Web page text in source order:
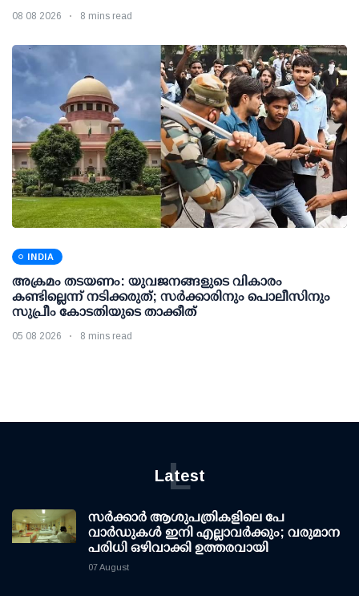
08 08 2026 8 mins read
INDIA
അക്രമം തടയണം: യുവജനങ്ങളുടെ വികാരം
കണ്ടില്ലെന്ന് നടിക്കരുത്; സര്‍ക്കാരിനും പൊലീസിനും
സുപ്രീം കോടതിയുടെ താക്കീത്
05 08 2026 8 mins read
Latest
L
സര്‍ക്കാര്‍ ആശുപത്രികളിലെ പേ
വാര്‍ഡുകള്‍ ഇനി എല്ലാവര്‍ക്കും; വരുമാന
പരിധി ഒഴിവാക്കി ഉത്തരവായി
07 August